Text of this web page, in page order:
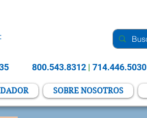
800.543.8312 | 714.446.5030
SOBRE NOSOTROS